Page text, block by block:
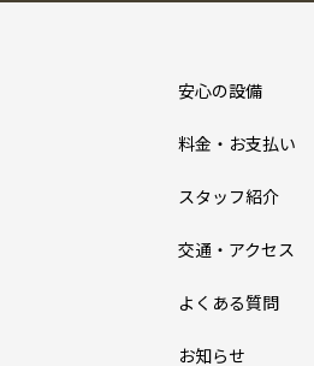
安心の設備
料金・お支払い
スタッフ紹介
交通・アクセス
よくある質問
お知らせ